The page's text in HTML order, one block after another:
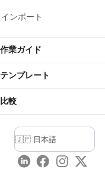
インポート
作業ガイド
テンプレート
比較
LinkedInFacebook
Instagram
Twitter